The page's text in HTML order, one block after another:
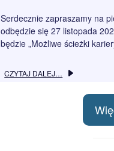
Serdecznie zapraszamy na
odbędzie się 27 listopada
będzie „Możliwe ścieżki
CZYTAJ DALEJ…